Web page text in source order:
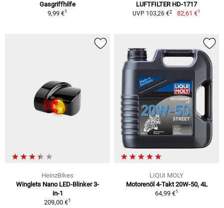
Gasgriffhilfe
9,99 €1
LUFTFILTER HD-1717
UVP 103,26 €2 82,61 €1
HeinzBikes
Winglets Nano LED-Blinker 3-
in-1
209,00 €1
LIQUI MOLY
Motorenöl 4-Takt 20W-50, 4L
64,99 €1